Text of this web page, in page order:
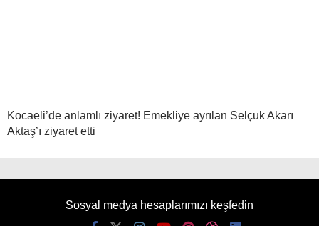
Kocaeli’de anlamlı ziyaret! Emekliye ayrılan Selçuk Akarı
Aktaş’ı ziyaret etti
Sosyal medya hesaplarımızı keşfedin